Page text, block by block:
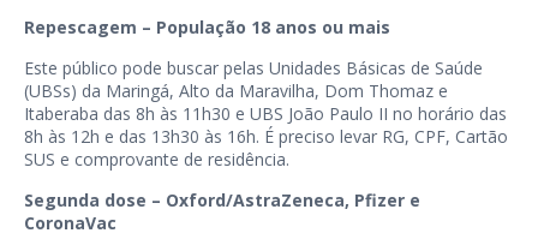
Repescagem – População 18 anos ou mais
Este público pode buscar pelas Unidades Básicas de Saúde
(UBSs) da Maringá, Alto da Maravilha, Dom Thomaz e
Itaberaba das 8h às 11h30 e UBS João Paulo II no horário das
8h às 12h e das 13h30 às 16h. É preciso levar RG, CPF, Cartão
SUS e comprovante de residência.
Segunda dose – Oxford/AstraZeneca, Pfizer e
CoronaVac